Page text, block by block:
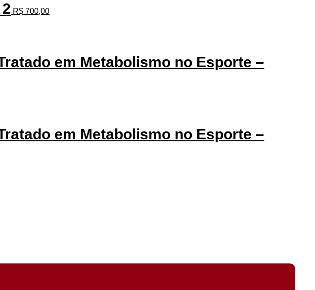
R$ 700,00
em Metabolismo no Esporte –
em Metabolismo no Esporte –